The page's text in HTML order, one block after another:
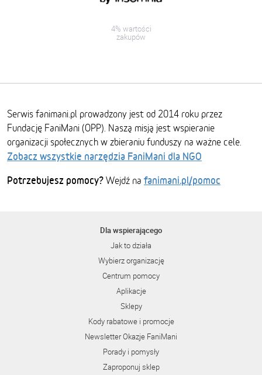
4% wartości
zakupów
Serwis fanimani.pl prowadzony jest od 2014 roku przez
Fundację FaniMani (OPP). Naszą misją jest wspieranie
organizacji społecznych w zbieraniu funduszy na ważne cele.
Zobacz wszystkie narzędzia FaniMani dla NGO
Potrzebujesz pomocy? Wejdź na fanimani.pl/pomoc
Dla wspierającego
Jak to działa
Wybierz organizację
Centrum pomocy
Aplikacje
Sklepy
Kody rabatowe i promocje
Newsletter Okazje FaniMani
Porady i pomysły
Zaproponuj sklep